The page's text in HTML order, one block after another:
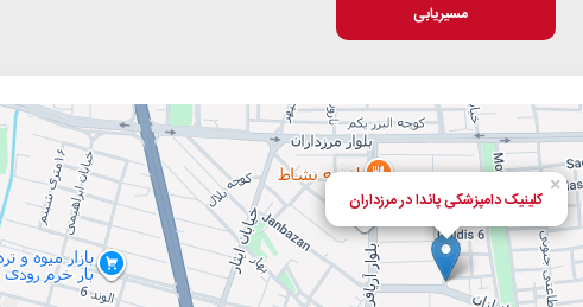
مسیریابی
کلینیک دامپزشکی پاندا در مرزداران
×